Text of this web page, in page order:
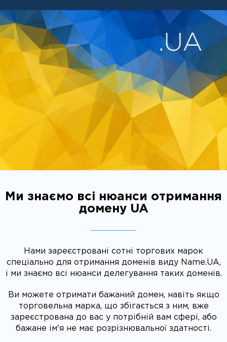
Ми знаємо всі нюанси отримання
домену UA
Нами зареєстровані сотні торгових марок
спеціально для отримання доменів виду Name.UA,
і ми знаємо всі нюанси делегування таких доменів.
Ви можете отримати бажаний домен, навіть якщо
торговельна марка, що збігається з ним, вже
зареєстрована до вас у потрібній вам сфері, або
бажане ім'я не має розрізнювальної здатності.